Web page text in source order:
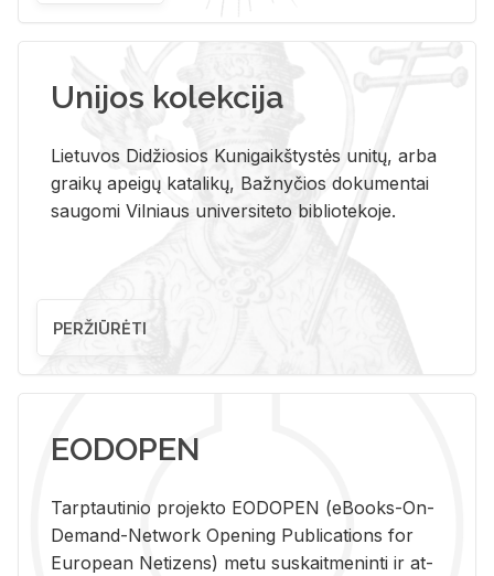
Unijos kolekcija
Lietuvos Didžiosios Kunigaikštystės unitų, arba
graikų apeigų katalikų, Bažnyčios dokumentai
saugomi Vilniaus universiteto bibliotekoje.
PERŽIŪRĖTI
EODOPEN
Tarp­tau­ti­nio pro­jek­to EO­DO­PEN (eBo­oks-On-
De­mand-Ne­twork Ope­ning Pub­li­ca­tions for
Eu­ro­pe­an Ne­ti­zens) metu su­skait­me­nin­ti ir at­